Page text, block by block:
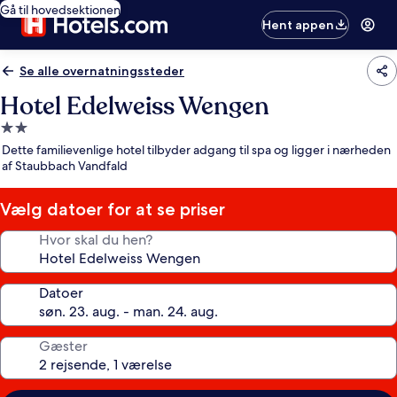
Gå til hovedsektionen
Hent appen
Se alle overnatningssteder
Hotel Edelweiss Wengen
2.0-
stjernet
overnatningssted
Dette familievenlige hotel tilbyder adgang til spa og ligger i nærheden
af Staubbach Vandfald
Vælg datoer for at se priser
Hvor skal du hen?
Datoer
Gæster